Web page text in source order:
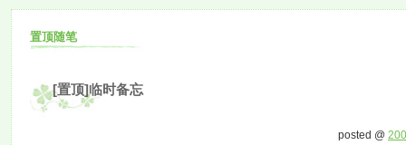
置顶随笔
[置顶]临时备忘
posted @